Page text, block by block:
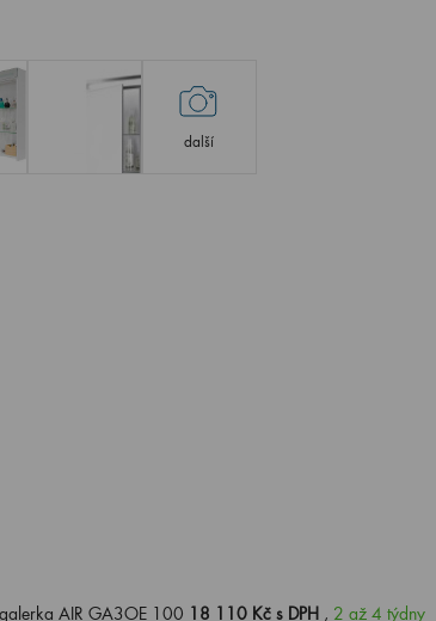
další
AIR GA3OE 100 18 110 Kč s DPH , 2 až 4 týdny